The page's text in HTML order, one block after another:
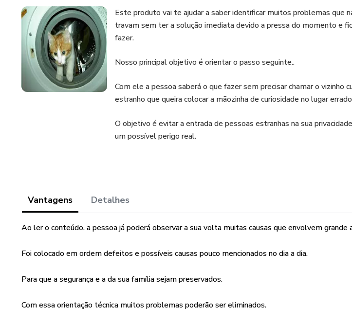
Este produto vai te ajudar a saber identificar muitos problemas que
travam sem ter a solução imediata devido a pressa do momento e
fazer.
Nosso principal objetivo é orientar o passo seguinte..
Com ele a pessoa saberá o que fazer sem precisar chamar o vizinho
estranho que queira colocar a mãozinha de curiosidade no lugar
O objetivo é evitar a entrada de pessoas estranhas na sua
um possível perigo real.
Vantagens Detalhes
Ao ler o conteúdo, a pessoa já poderá observar a sua volta muitas causas que envolvem grande
Foi colocado em ordem defeitos e possíveis causas pouco mencionados no dia a dia.
Para que a segurança e a da sua família sejam preservados.
Com essa orientação técnica muitos problemas poderão ser eliminados.